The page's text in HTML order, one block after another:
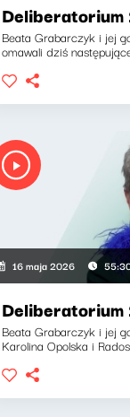
Beata Grabarczyk i jej
omawali dziś
16 maja 2026
Beata Grabarczyk i jej
Karolina Opolska i